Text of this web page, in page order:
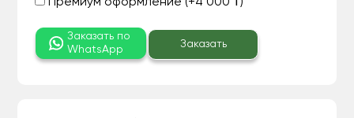
Заказать по
WhatsApp
Заказать